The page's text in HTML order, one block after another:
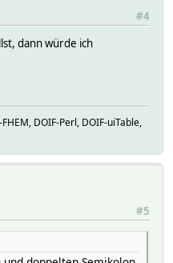
Aus
Aus
#4
dann würde ich
DOIF-Perl, DOIF-uiTable,
#5